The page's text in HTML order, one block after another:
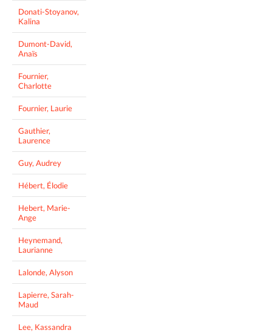
Donati-Stoyanov,
Kalina
Dumont-David,
Anaïs
Fournier,
Charlotte
Fournier, Laurie
Gauthier,
Laurence
Guy, Audrey
Hébert, Élodie
Hebert, Marie-
Ange
Heynemand,
Laurianne
Lalonde, Alyson
Lapierre, Sarah-
Maud
Lee, Kassandra